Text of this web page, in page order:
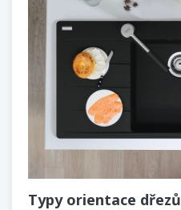
Typy orientace dřezů